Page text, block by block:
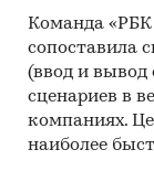
Команда
сопоставила
(ввод и вывод
сценариев в
компаниях.
наиболее